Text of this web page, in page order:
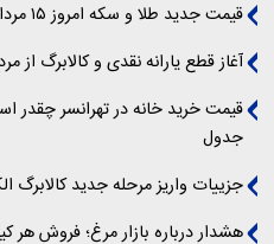
قیمت جدید طلا و سکه امروز ۱۵ مردادماه ۱۴۰۵
آغاز قطع یارانه نقدی و کالابرگ از مرداد
قیمت خرید خانه در تهرانسر چقدر
جدول
جزییات واریز مرحله جدید کالابرگ